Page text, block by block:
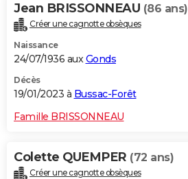
Jean BRISSONNEAU (86 ans)
Créer une cagnotte obsèques
Naissance
24/07/1936 auxGonds
Décès
19/01/2023 à Bussac-Forêt
Famille BRISSONNEAU
Colette QUEMPER (72 ans)
Créer une cagnotte obsèques